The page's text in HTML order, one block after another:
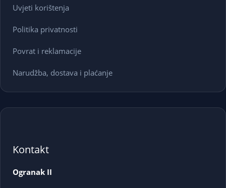
Uvjeti korištenja
Politika privatnosti
Povrat i reklamacije
Narudžba, dostava i plaćanje
Kontakt
Ogranak II